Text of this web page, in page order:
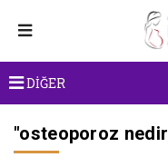
DİĞER
"osteoporoz nedir